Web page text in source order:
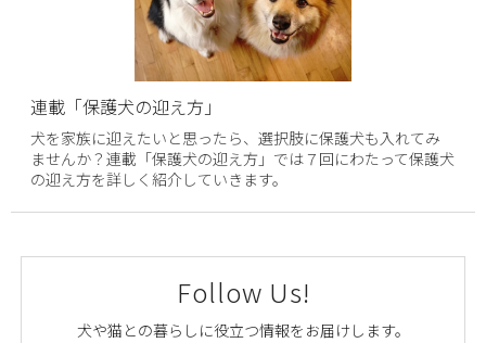
連載「保護犬の迎え方」
犬を家族に迎えたいと思ったら、選択肢に保護犬も入れてみ
ませんか？連載「保護犬の迎え方」では７回にわたって保護犬
の迎え方を詳しく紹介していきます。
Follow Us!
犬や猫との暮らしに役立つ情報をお届けします。